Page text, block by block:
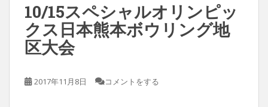
10/15スペシャルオリンピッ
クス日本熊本ボウリング地
区大会
2017年11月8日 コメントをする